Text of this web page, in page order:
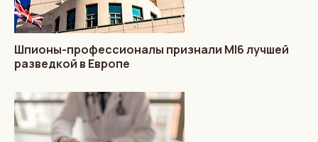
Шпионы-профессионалы признали MI6 лучшей
разведкой в Европе